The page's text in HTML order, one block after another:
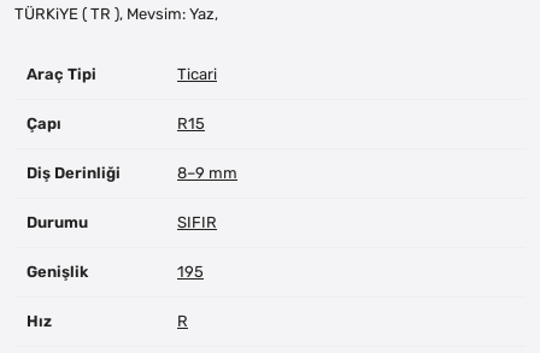
TÜRKiYE ( TR ), Mevsim: Yaz,
Araç Tipi Ticari
Çapı R15
Diş Derinliği 8–9 mm
Durumu SIFIR
Genişlik 195
Hız R